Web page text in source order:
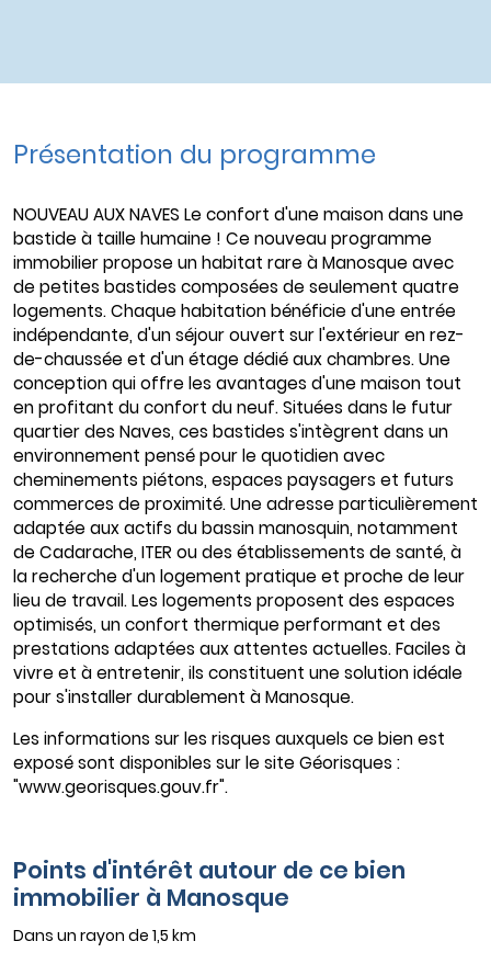
Présentation du programme
NOUVEAU AUX NAVES Le confort d'une maison dans une
bastide à taille humaine ! Ce nouveau programme
immobilier propose un habitat rare à Manosque avec
de petites bastides composées de seulement quatre
logements. Chaque habitation bénéficie d'une entrée
indépendante, d'un séjour ouvert sur l'extérieur en rez-
de-chaussée et d'un étage dédié aux chambres. Une
conception qui offre les avantages d'une maison tout
en profitant du confort du neuf. Situées dans le futur
quartier des Naves, ces bastides s'intègrent dans un
environnement pensé pour le quotidien avec
cheminements piétons, espaces paysagers et futurs
commerces de proximité. Une adresse particulièrement
adaptée aux actifs du bassin manosquin, notamment
de Cadarache, ITER ou des établissements de santé, à
la recherche d'un logement pratique et proche de leur
lieu de travail. Les logements proposent des espaces
optimisés, un confort thermique performant et des
prestations adaptées aux attentes actuelles. Faciles à
vivre et à entretenir, ils constituent une solution idéale
pour s'installer durablement à Manosque.
Les informations sur les risques auxquels ce bien est
exposé sont disponibles sur le site Géorisques :
"www.georisques.gouv.fr".
Points d'intérêt autour de ce bien
immobilier à Manosque
Dans un rayon de 1,5 km